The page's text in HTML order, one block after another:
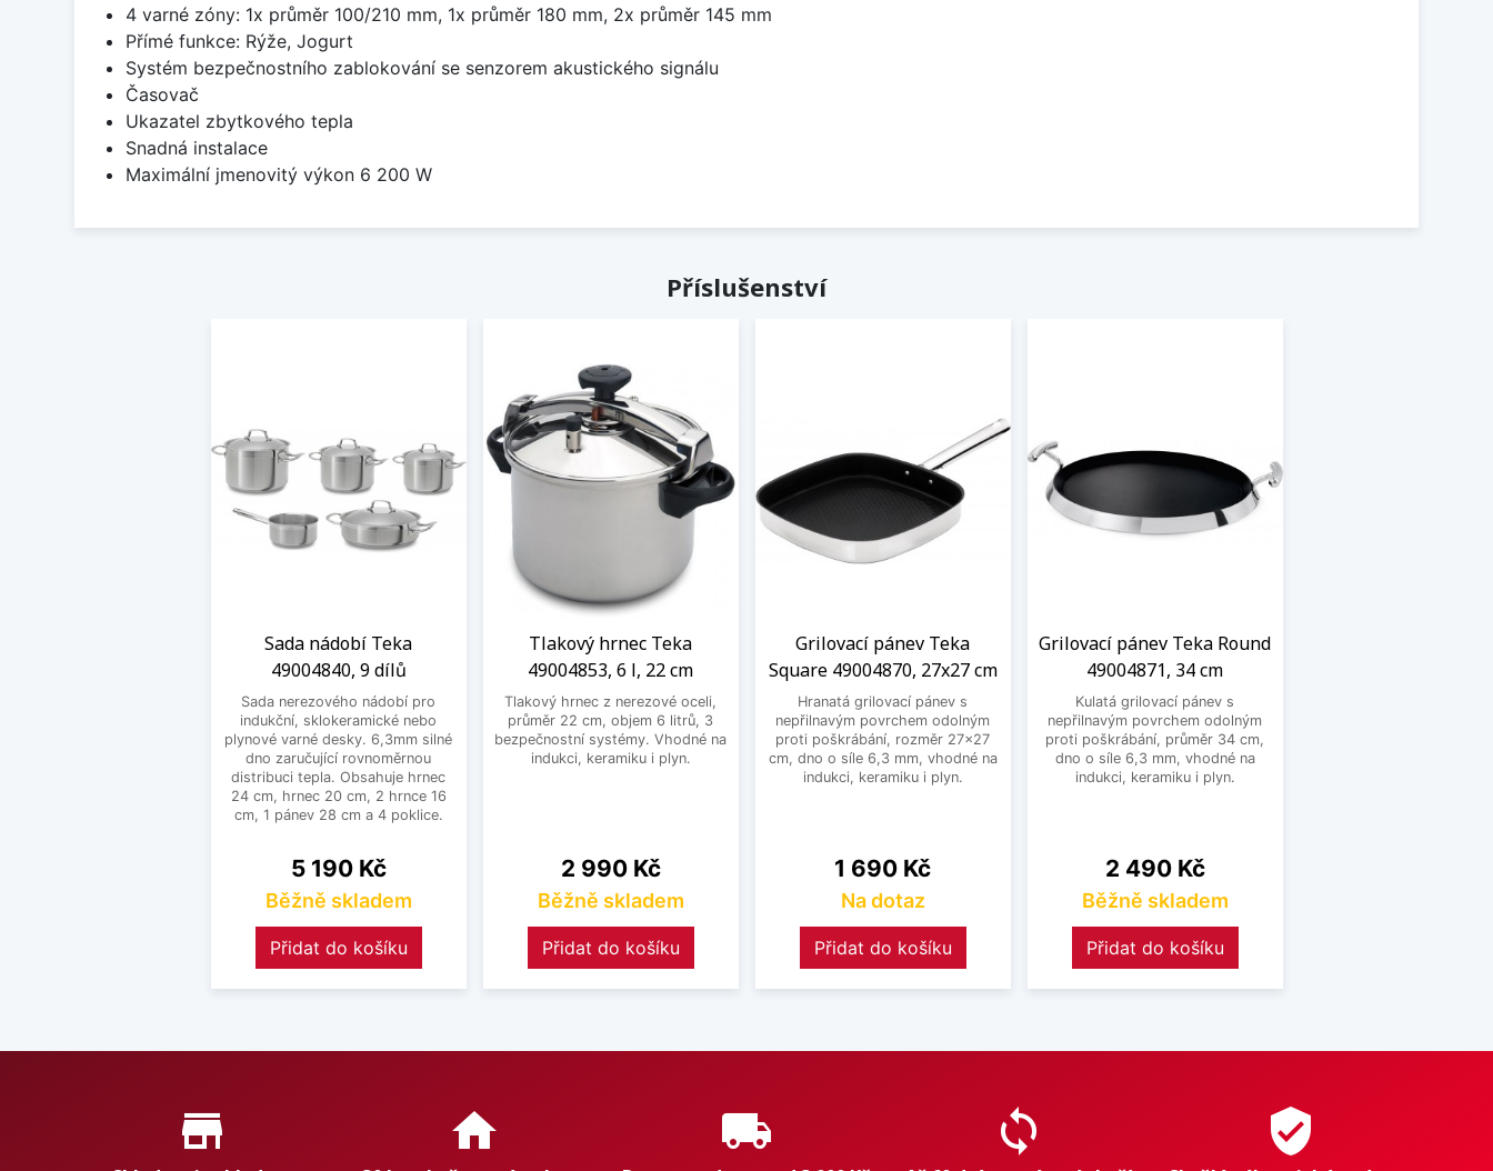
4 varné zóny: 1x průměr 100/210 mm, 1x průměr 180 mm, 2x průměr 145 mm
Přímé funkce: Rýže, Jogurt
Systém bezpečnostního zablokování se senzorem akustického signálu
Časovač
Ukazatel zbytkového tepla
Snadná instalace
Maximální jmenovitý výkon 6 200 W
Příslušenství
Sada nádobí Teka
49004840, 9 dílů
Sada nerezového nádobí pro
indukční, sklokeramické nebo
plynové varné desky. 6,3mm silné
dno zaručující rovnoměrnou
distribuci tepla. Obsahuje hrnec
24 cm, hrnec 20 cm, 2 hrnce 16
cm, 1 pánev 28 cm a 4 poklice.
Cena
5 190 Kč
Běžně skladem
Přidat do košíku
Tlakový hrnec Teka
49004853, 6 l, 22 cm
Tlakový hrnec z nerezové oceli,
průměr 22 cm, objem 6 litrů, 3
bezpečnostní systémy. Vhodné na
indukci, keramiku i plyn.
Cena
2 990 Kč
Běžně skladem
Přidat do košíku
Grilovací pánev Teka
Square 49004870, 27x27 cm
Hranatá grilovací pánev s
nepřilnavým povrchem odolným
proti poškrábání, rozměr 27x27
cm, dno o síle 6,3 mm, vhodné na
indukci, keramiku i plyn.
Cena
1 690 Kč
Na dotaz
Přidat do košíku
Grilovací pánev Teka Round
49004871, 34 cm
Kulatá grilovací pánev s
nepřilnavým povrchem odolným
proti poškrábání, průměr 34 cm,
dno o síle 6,3 mm, vhodné na
indukci, keramiku i plyn.
Cena
2 490 Kč
Běžně skladem
Přidat do košíku
Proč nakupovat u nás?
store_mall_directory home local_shipping sync verified_user